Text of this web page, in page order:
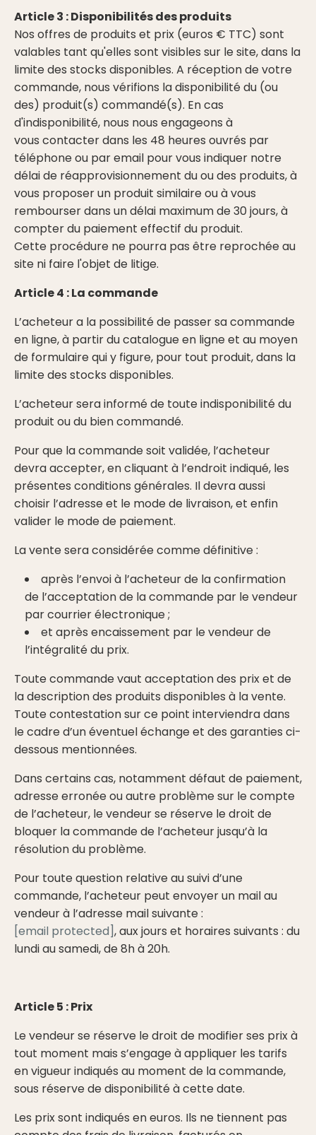
Article 3 : Disponibilités des produits
Nos offres de produits et prix (euros € TTC) sont
valables tant qu'elles sont visibles sur le site, dans la
limite des stocks disponibles. A réception de votre
commande, nous vérifions la disponibilité du (ou
des) produit(s) commandé(s). En cas
d'indisponibilité, nous nous engageons à
vous contacter dans les 48 heures ouvrés par
téléphone ou par email pour vous indiquer notre
délai de réapprovisionnement du ou des produits, à
vous proposer un produit similaire ou à vous
rembourser dans un délai maximum de 30 jours, à
compter du paiement effectif du produit.
Cette procédure ne pourra pas être reprochée au
site ni faire l'objet de litige.
Article 4 : La commande
L’acheteur a la possibilité de passer sa commande
en ligne, à partir du catalogue en ligne et au moyen
de formulaire qui y figure, pour tout produit, dans la
limite des stocks disponibles.
L’acheteur sera informé de toute indisponibilité du
produit ou du bien commandé.
Pour que la commande soit validée, l’acheteur
devra accepter, en cliquant à l’endroit indiqué, les
présentes conditions générales. Il devra aussi
choisir l’adresse et le mode de livraison, et enfin
valider le mode de paiement.
La vente sera considérée comme définitive :
après l’envoi à l’acheteur de la confirmation
de l’acceptation de la commande par le vendeur
par courrier électronique ;
et après encaissement par le vendeur de
l’intégralité du prix.
Toute commande vaut acceptation des prix et de
la description des produits disponibles à la vente.
Toute contestation sur ce point interviendra dans
le cadre d’un éventuel échange et des garanties ci-
dessous mentionnées.
Dans certains cas, notamment défaut de paiement,
adresse erronée ou autre problème sur le compte
de l’acheteur, le vendeur se réserve le droit de
bloquer la commande de l’acheteur jusqu’à la
résolution du problème.
Pour toute question relative au suivi d’une
commande, l’acheteur peut envoyer un mail au
vendeur à l’adresse mail suivante :
[email protected], aux jours et horaires suivants : du
lundi au samedi, de 8h à 20h.
Article 5 : Prix
Le vendeur se réserve le droit de modifier ses prix à
tout moment mais s’engage à appliquer les tarifs
en vigueur indiqués au moment de la commande,
sous réserve de disponibilité à cette date.
Les prix sont indiqués en euros. Ils ne tiennent pas